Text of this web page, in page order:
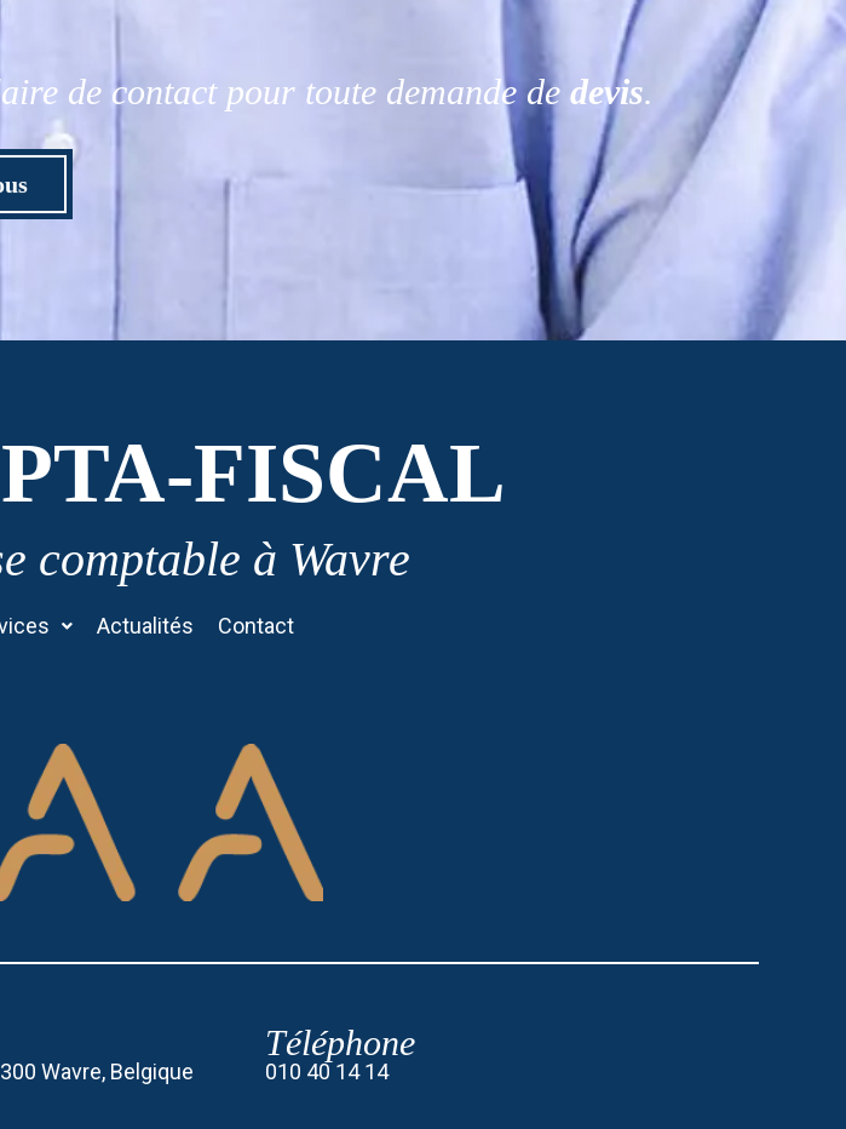
de contact pour toute demande de devis.
FISCAL
comptable à Wavre
Actualités Contact
Wavre, Belgique
Téléphone
010 40 14 14